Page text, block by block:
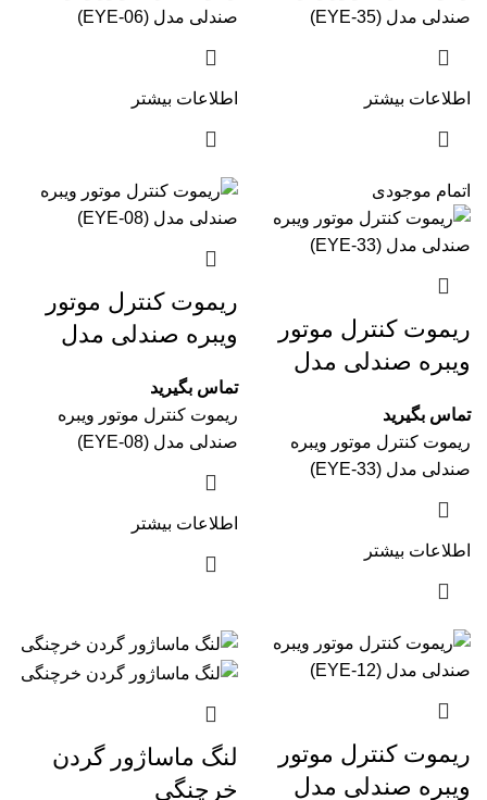
صندلی مدل (EYE-35)
اطلاعات بیشتر
صندلی مدل (EYE-06)
اطلاعات بیشتر
اتمام موجودی
ریموت کنترل موتور
ویبره صندلی مدل
تماس بگیرید
ریموت کنترل موتور ویبره
صندلی مدل (EYE-33)
اطلاعات بیشتر
ریموت کنترل موتور
ویبره صندلی مدل
تماس بگیرید
ریموت کنترل موتور ویبره
صندلی مدل (EYE-08)
اطلاعات بیشتر
ریموت کنترل موتور
ویبره صندلی مدل
لنگ ماساژور گردن
خرچنگی